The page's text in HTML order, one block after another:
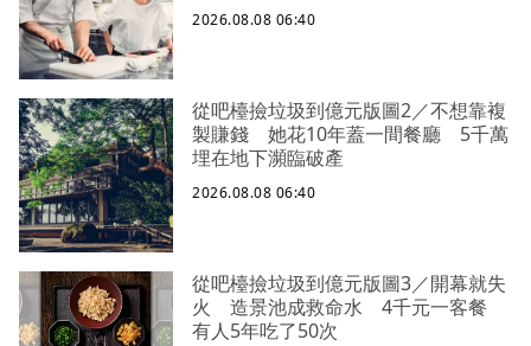
2026.08.08 06:40
從吧檯撿垃圾到億元版圖2／不想靠複
製賺錢 她花10年蓋一間餐廳 5千萬
埋在地下瀕臨破產
2026.08.08 06:40
從吧檯撿垃圾到億元版圖3／開幕就失
火 造景池成救命水 4千元一客餐
有人5年吃了50次